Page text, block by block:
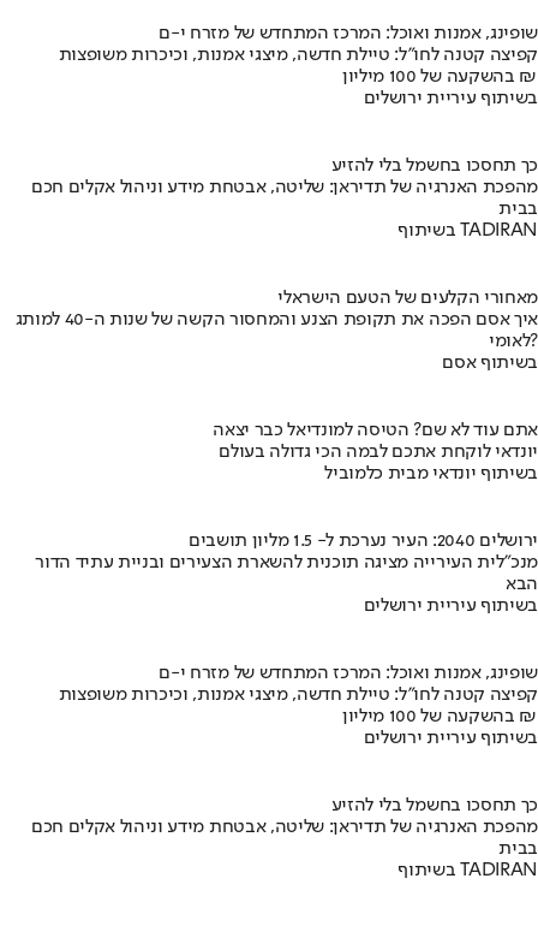
שופינג, אמנות ואוכל: המרכז המתחדש של מזרח י-ם
קפיצה קטנה לחו"ל: טיילת חדשה, מיצגי אמנות, וכיכרות משופצות
בהשקעה של 100 מיליון ₪
בשיתוף עיריית ירושלים
כך תחסכו בחשמל בלי להזיע
מהפכת האנרגיה של תדיראן: שליטה, אבטחת מידע וניהול אקלים חכם
בבית
בשיתוף TADIRAN
מאחורי הקלעים של הטעם הישראלי
איך אסם הפכה את תקופת הצנע והמחסור הקשה של שנות ה-40 למותג
לאומי?
בשיתוף אסם
אתם עוד לא שם? הטיסה למונדיאל כבר יצאה
יונדאי לוקחת אתכם לבמה הכי גדולה בעולם
בשיתוף יונדאי מבית כלמוביל
ירושלים 2040: העיר נערכת ל- 1.5 מליון תושבים
מנכ"לית העירייה מציגה תוכנית להשארת הצעירים ובניית עתיד הדור
הבא
בשיתוף עיריית ירושלים
שופינג, אמנות ואוכל: המרכז המתחדש של מזרח י-ם
קפיצה קטנה לחו"ל: טיילת חדשה, מיצגי אמנות, וכיכרות משופצות
בהשקעה של 100 מיליון ₪
בשיתוף עיריית ירושלים
כך תחסכו בחשמל בלי להזיע
מהפכת האנרגיה של תדיראן: שליטה, אבטחת מידע וניהול אקלים חכם
בבית
בשיתוף TADIRAN